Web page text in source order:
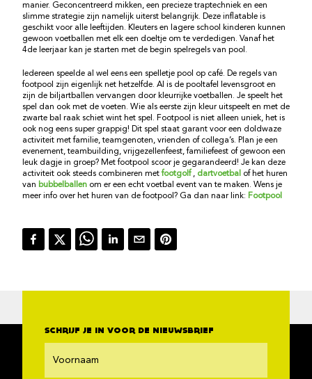
manier. Geconcentreerd mikken, een precieze traptechniek en een
slimme strategie zijn namelijk uiterst belangrijk. Deze inflatable is
geschikt voor alle leeftijden. Kleuters en lagere school kinderen kunnen
gewoon voetballen met elk een doeltje om te verdedigen. Vanaf het
4de leerjaar kan je starten met de begin spelregels van pool.
Iedereen speelde al wel eens een spelletje pool op café. De regels van
footpool zijn eigenlijk net hetzelfde. Al is de pooltafel levensgroot en
zijn de biljartballen vervangen door kleurrijke voetballen. Je speelt het
spel dan ook met de voeten. Wie als eerste zijn kleur uitspeelt en met de
zwarte bal raak schiet wint het spel. Footpool is niet alleen uniek, het is
ook nog eens super grappig! Dit spel staat garant voor een doldwaze
activiteit met familie, teamgenoten, vrienden of collega’s. Plan je een
evenement, teambuilding, vrijgezellenfeest, familiefeest of gewoon een
leuk dagje in groep? Met footpool scoor je gegarandeerd! Je kan deze
activiteit ook steeds combineren metfootgolf , dartvoetbal of het huren
van bubbelballen om er een echt voetbal event van te maken. Wens je
meer info over het huren van de footpool? Ga dan naar link: Footpool
SCHRIJF JE IN VOOR DE NIEUWSBRIEF